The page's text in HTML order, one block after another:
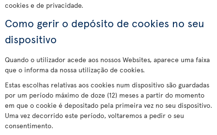
cookies e de privacidade.
Como gerir o depósito de cookies no seu
dispositivo
Quando o utilizador acede aos nossos Websites, aparece uma faixa
que o informa da nossa utilização de cookies.
Estas escolhas relativas aos cookies num dispositivo são guardadas
por um período máximo de doze (12) meses a partir do momento
em que o cookie é depositado pela primeira vez no seu dispositivo.
Uma vez decorrido este período, voltaremos a pedir o seu
consentimento.